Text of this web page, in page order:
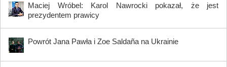
Maciej Wróbel: Karol Nawrocki pokazał, że jest
prezydentem prawicy
Powrót Jana Pawła i Zoe Saldaña na Ukrainie